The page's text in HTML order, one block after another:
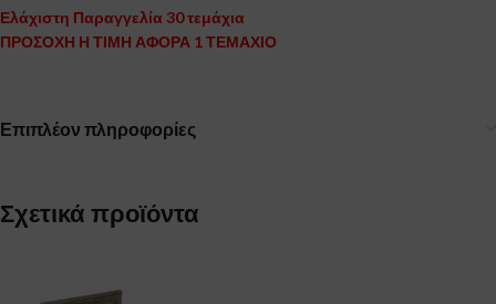
Ελάχιστη Παραγγελία 30 τεμάχια
ΠΡΟΣΟΧΗ Η ΤΙΜΗ ΑΦΟΡΑ 1 ΤΕΜΑΧΙΟ
Επιπλέον πληροφορίες
Σχετικά προϊόντα